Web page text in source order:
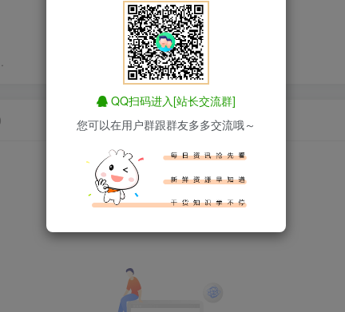
QQ扫码进入[站长交流群]
您可以在用户群跟群友多多交流哦～